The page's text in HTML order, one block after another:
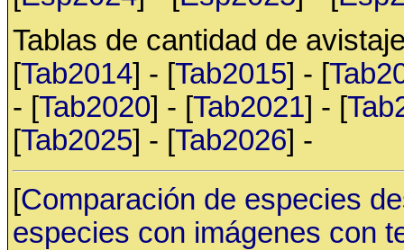
Tablas de cantidad de
[Tab2014] - [Tab2015] - [
- [Tab2020] - [Tab2021] - [
[Tab2025] - [Tab2026] -
[Comparación de especies
especies con imágenes con